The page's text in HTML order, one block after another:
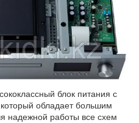
блок питания с
обладает большим
надежной работы все схем